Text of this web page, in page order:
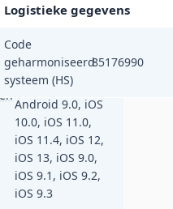
Android 6.0,
Android 7.1,
Android 7.1.2,
Android 8.0,
Android 9.0, iOS
10.0, iOS 11.0,
iOS 11.4, iOS 12,
iOS 13, iOS 9.0,
iOS 9.1, iOS 9.2,
iOS 9.3
Logistieke gegevens
Code
geharmoniseerd
systeem (HS)
85176990